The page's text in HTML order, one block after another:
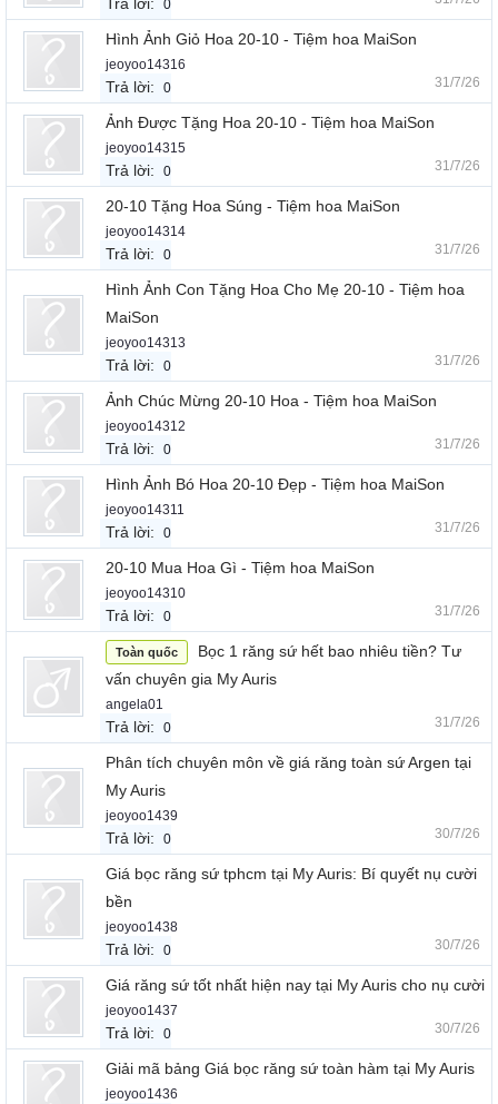
0
Hình Ảnh Giỏ Hoa 20-10 - Tiệm hoa MaiSon
jeoyoo14316
Trả lời: 0 31/7/26
Ảnh Được Tặng Hoa 20-10 - Tiệm hoa MaiSon
jeoyoo14315
Trả lời: 0 31/7/26
20-10 Tặng Hoa Súng - Tiệm hoa MaiSon
jeoyoo14314
Trả lời: 0 31/7/26
Hình Ảnh Con Tặng Hoa Cho Mẹ 20-10 - Tiệm hoa
MaiSon
jeoyoo14313
Trả lời: 0 31/7/26
Ảnh Chúc Mừng 20-10 Hoa - Tiệm hoa MaiSon
jeoyoo14312
Trả lời: 0 31/7/26
Hình Ảnh Bó Hoa 20-10 Đẹp - Tiệm hoa MaiSon
jeoyoo14311
Trả lời: 0 31/7/26
20-10 Mua Hoa Gì - Tiệm hoa MaiSon
jeoyoo14310
Trả lời: 0 31/7/26
Toàn quốc
Bọc 1 răng sứ hết bao nhiêu tiền? Tư
vấn chuyên gia My Auris
angela01
Trả lời: 0 31/7/26
Phân tích chuyên môn về giá răng toàn sứ Argen tại
My Auris
jeoyoo1439
Trả lời: 0 30/7/26
Giá bọc răng sứ tphcm tại My Auris: Bí quyết nụ cười
bền
jeoyoo1438
Trả lời: 0 30/7/26
Giá răng sứ tốt nhất hiện nay tại My Auris cho nụ cười
jeoyoo1437
Trả lời: 0 30/7/26
Giải mã bảng Giá bọc răng sứ toàn hàm tại My Auris
jeoyoo1436